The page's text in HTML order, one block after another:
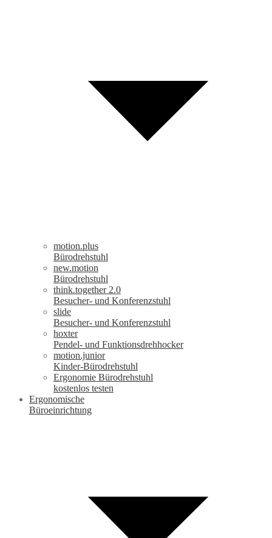
motion.plus
Bürodrehstuhl
new.motion
Bürodrehstuhl
think.together 2.0
Besucher- und Konferenzstuhl
slide
Besucher- und Konferenzstuhl
hoxter
Pendel- und Funktionsdrehhocker
motion.junior
Kinder-Bürodrehstuhl
Ergonomie Bürodrehstuhl
kostenlos testen
Ergonomische
Büroeinrichtung